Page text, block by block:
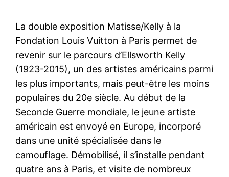
La double exposition Matisse/Kelly à la
Fondation Louis Vuitton à Paris permet de
revenir sur le parcours d’Ellsworth Kelly
(1923-2015), un des artistes américains parmi
les plus importants, mais peut-être les moins
populaires du 20e siècle. Au début de la
Seconde Guerre mondiale, le jeune artiste
américain est envoyé en Europe, incorporé
dans une unité spécialisée dans le
camouflage. Démobilisé, il s’installe pendant
quatre ans à Paris, et visite de nombreux